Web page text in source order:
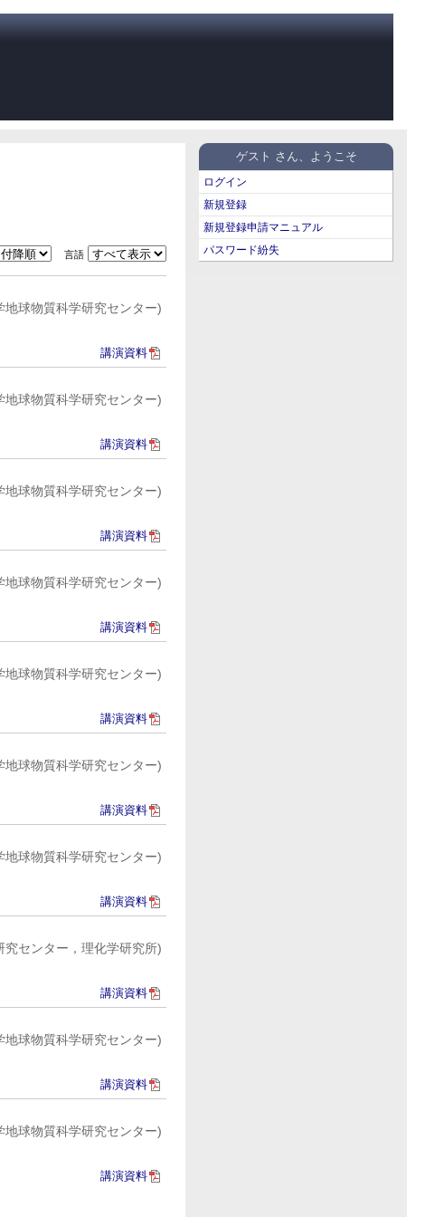
ゲスト さん、ようこそ
ログイン
新規登録
新規登録申請マニュアル
パスワード紛失
言語
球物質科学研究センター)
講演資料
球物質科学研究センター)
講演資料
球物質科学研究センター)
講演資料
球物質科学研究センター)
講演資料
球物質科学研究センター)
講演資料
球物質科学研究センター)
講演資料
球物質科学研究センター)
講演資料
センター，理化学研究所)
講演資料
球物質科学研究センター)
講演資料
球物質科学研究センター)
講演資料